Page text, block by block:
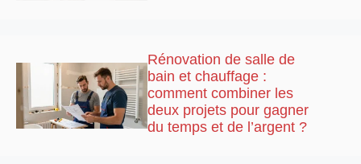
Rénovation de salle de
bain et chauffage :
comment combiner les
deux projets pour gagner
du temps et de l’argent ?